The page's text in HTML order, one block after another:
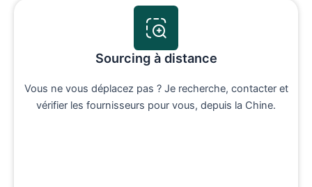
Sourcing à distance
Vous ne vous déplacez pas ? Je recherche, contacter et
vérifier les fournisseurs pour vous, depuis la Chine.